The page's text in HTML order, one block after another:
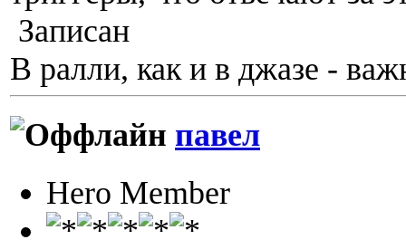
Записан
В ралли, как и в джазе -
павел
Hero Member